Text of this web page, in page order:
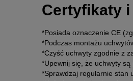
Certyfikaty i
*Posiada oznaczenie CE
*Podczas montażu
*Czyść uchwyty zgodnie z
*Upewnij się, że uchwyty
*Sprawdzaj regularnie stan